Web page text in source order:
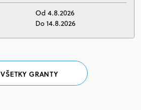
Od 4.8.2026
Do 14.8.2026
VŠETKY GRANTY